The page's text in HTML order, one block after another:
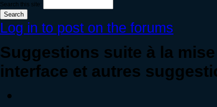
Search this site:
Log in to post on the forums
Suggestions suite à la
interface et autres